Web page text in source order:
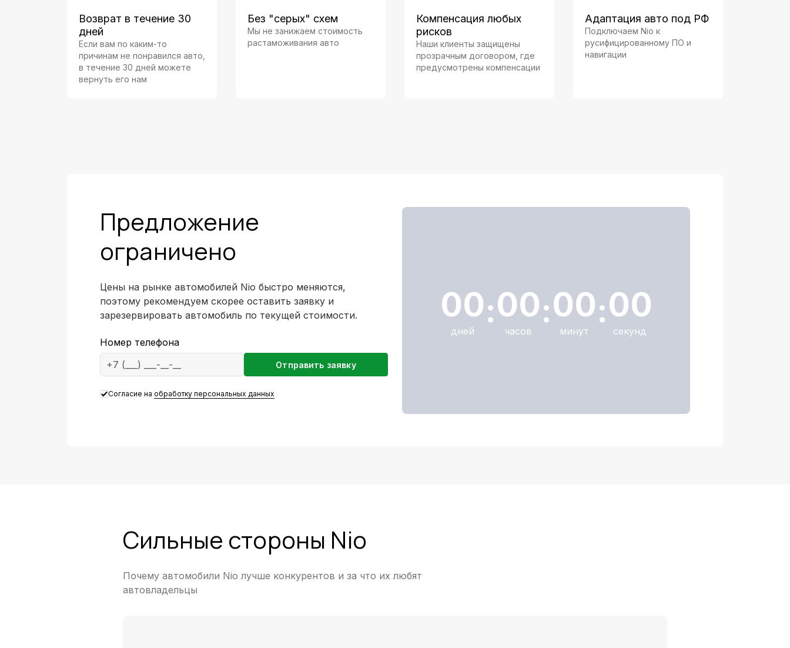
Возврат в течение 30
дней
Если вам по каким-то
причинам не понравился авто,
в течение 30 дней можете
вернуть его нам
Без "серых" схем
Мы не занижаем стоимость
растаможивания авто
Компенсация любых
рисков
Наши клиенты защищены
прозрачным договором, где
предусмотрены компенсации
Адаптация авто под РФ
Подключаем Nio к
русифицированному ПО и
навигации
Предложение
ограничено
Цены на рынке автомобилей Nio быстро меняются,
поэтому рекомендуем скорее оставить заявку и
зарезервировать автомобиль по текущей стоимости.
Номер телефона
Отправить заявку
Согласие на обработку персональных данных
00
дней
:00
часов
:00
минут
:00
секунд
Сильные стороны Nio
Почему автомобили Nio лучше конкурентов и за что их любят
автовладельцы